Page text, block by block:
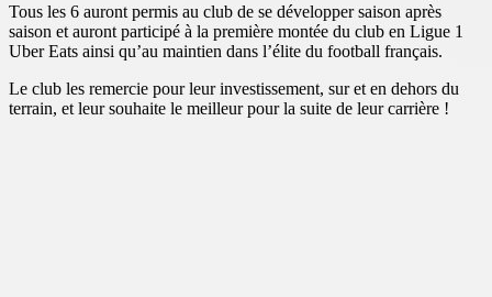
Tous les 6 auront permis au club de se développer saison après
saison et auront participé à la première montée du club en Ligue 1
Uber Eats ainsi qu’au maintien dans l’élite du football français.
Le club les remercie pour leur investissement, sur et en dehors du
terrain, et leur souhaite le meilleur pour la suite de leur carrière !